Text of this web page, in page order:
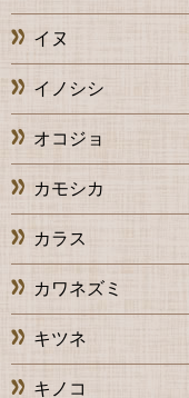
イヌ
イノシシ
オコジョ
カモシカ
カラス
カワネズミ
キツネ
キノコ